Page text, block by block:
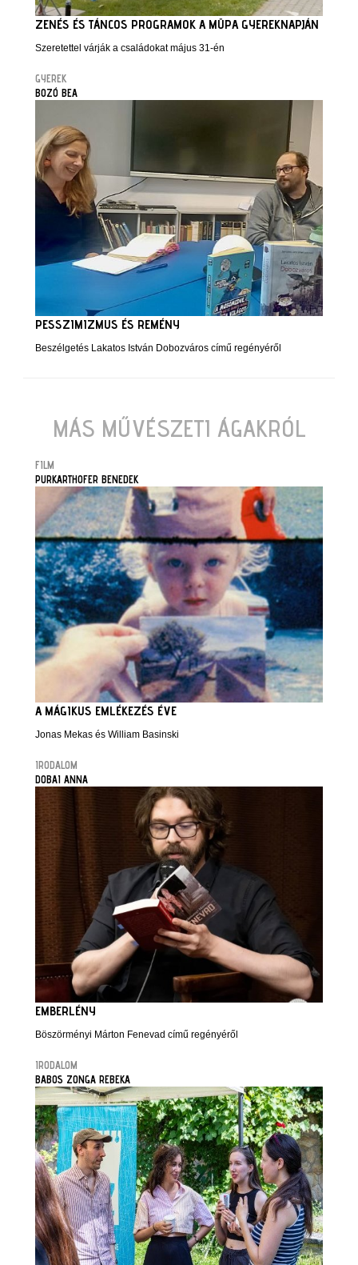
ZENÉS ÉS TÁNCOS PROGRAMOK A MÜPA GYEREKNAPJÁN
Szeretettel várják a családokat május 31-én
GYEREK
BOZÓ BEA
PESSZIMIZMUS ÉS REMÉNY
Beszélgetés Lakatos István Dobozváros című regényéről
MÁS MŰVÉSZETI ÁGAKRÓL
FILM
PURKARTHOFER BENEDEK
A MÁGIKUS EMLÉKEZÉS ÉVE
Jonas Mekas és William Basinski
IRODALOM
DOBAI ANNA
EMBERLÉNY
Böszörményi Márton Fenevad című regényéről
IRODALOM
BABOS ZONGA REBEKA